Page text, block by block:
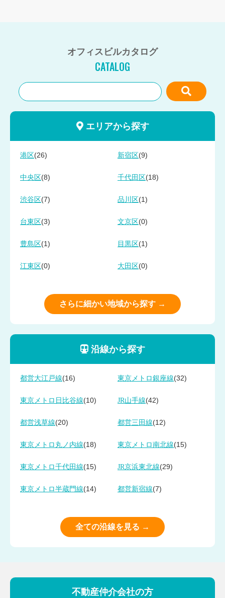
オフィスビルカタログ
CATALOG
エリアから探す
港区 (26) 新宿区 (9)
中央区 (8) 千代田区 (18)
渋谷区 (7) 品川区 (1)
台東区 (3) 文京区 (0)
豊島区 (1) 目黒区 (1)
江東区 (0) 大田区 (0)
さらに細かい地域から探す →
沿線から探す
都営大江戸線(16) 東京メトロ銀座線(32)
東京メトロ日比谷線(10) JR山手線(42)
都営浅草線(20) 都営三田線(12)
東京メトロ丸ノ内線(18) 東京メトロ南北線(15)
東京メトロ千代田線(15) JR京浜東北線(29)
東京メトロ半蔵門線(14) 都営新宿線(7)
全ての沿線を見る →
不動産仲介会社の方